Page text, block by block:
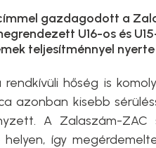
gazdagodott a
U16-os és
teljesítménnyel
hőség is
azonban kisebb
A Zalaszám-ZAC
így